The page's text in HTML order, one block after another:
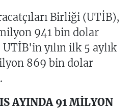
Birliği (UTİB),
941 bin dolar
yılın ilk 5 aylık
869 bin dolar
AYINDA 91 MİLYON